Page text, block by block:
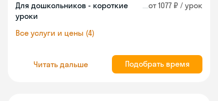
Для дошкольников - короткие
уроки
от 1077 ₽ / урок
Все услуги и цены (4)
Читать дальше Подобрать время